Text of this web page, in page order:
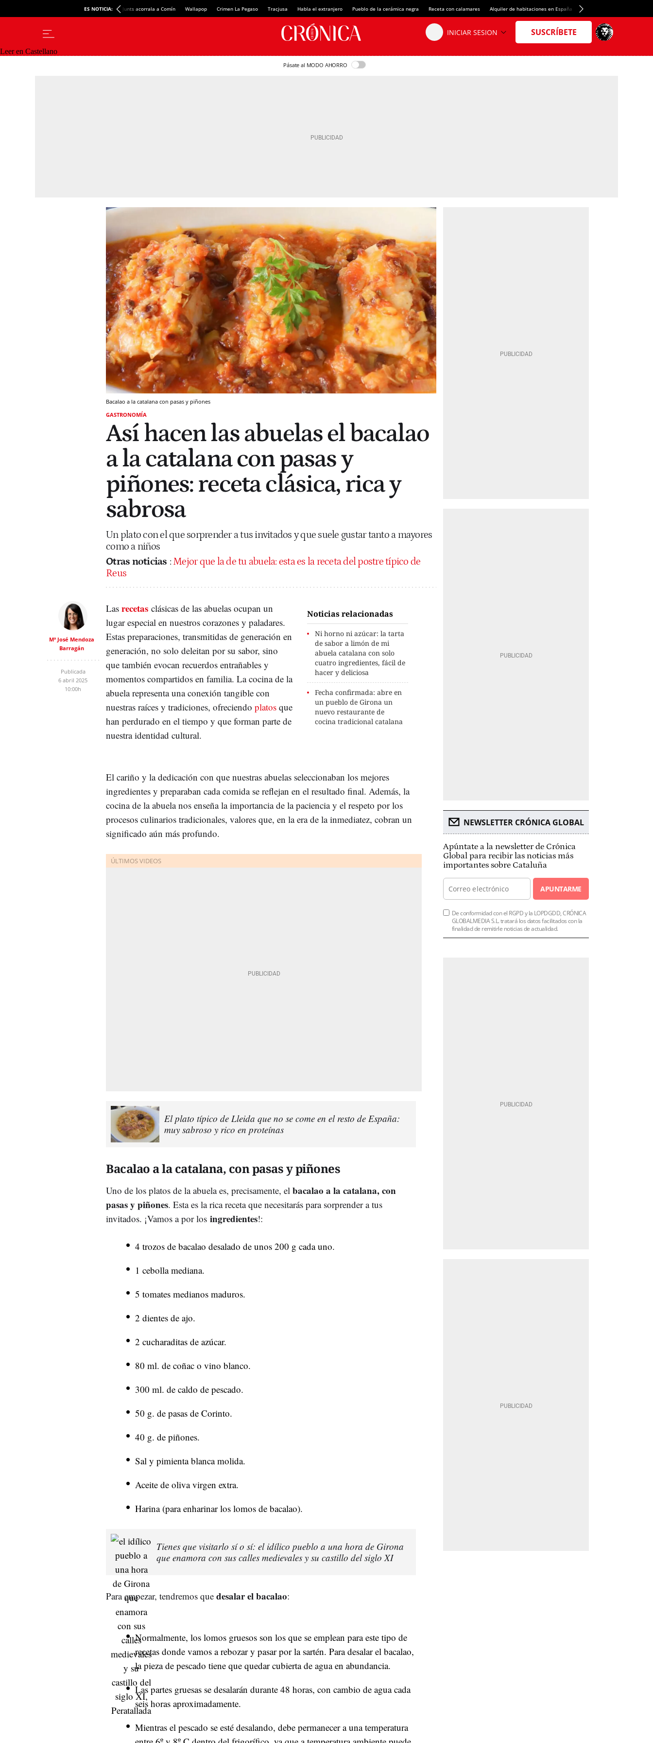
ES NOTICIA: Junts acorrala a Comín Wallapop Crimen La Pegaso Tracjusa Habla el extranjero Pueblo de la cerámica negra Receta con calamares Alquiler de habitaciones en España Crédito del Spotify Camp Nou
Leer en Castellano
Pásate al MODO AHORRO
Bacalao a la catalana con pasas y piñones
GASTRONOMÍA
Así hacen las abuelas el bacalao
a la catalana con pasas y
piñones: receta clásica, rica y
sabrosa
Un plato con el que sorprender a tus invitados y que suele gustar tanto a mayores
como a niños
Otras noticias : Mejor que la de tu abuela: esta es la receta del postre típico de
Reus
Mª José Mendoza
Barragán
Publicada
6 abril 2025
10:00h
Noticias relacionadas
Ni horno ni azúcar: la tarta
de sabor a limón de mi
abuela catalana con solo
cuatro ingredientes, fácil de
hacer y deliciosa
Fecha confirmada: abre en
un pueblo de Girona un
nuevo restaurante de
cocina tradicional catalana
Las recetas clásicas de las abuelas ocupan un
lugar especial en nuestros corazones y paladares.
Estas preparaciones, transmitidas de generación en
generación, no solo deleitan por su sabor, sino
que también evocan recuerdos entrañables y
momentos compartidos en familia. La cocina de la
abuela representa una conexión tangible con
nuestras raíces y tradiciones, ofreciendo platos que
han perdurado en el tiempo y que forman parte de
nuestra identidad cultural. ​
El cariño y la dedicación con que nuestras abuelas seleccionaban los mejores
ingredientes y preparaban cada comida se reflejan en el resultado final. Además, la
cocina de la abuela nos enseña la importancia de la paciencia y el respeto por los
procesos culinarios tradicionales, valores que, en la era de la inmediatez, cobran un
significado aún más profundo.
El plato típico de Lleida que no se come en el resto de España:
muy sabroso y rico en proteínas
Bacalao a la catalana, con pasas y piñones
Uno de los platos de la abuela es, precisamente, el bacalao a la catalana, con
pasas y piñones. Esta es la rica receta que necesitarás para sorprender a tus
invitados. ¡Vamos a por los ingredientes!:
4 trozos de bacalao desalado de unos 200 g cada uno.
1 cebolla mediana.
5 tomates medianos maduros.
2 dientes de ajo.
2 cucharaditas de azúcar.
80 ml. de coñac o vino blanco.
300 ml. de caldo de pescado.
50 g. de pasas de Corinto.
40 g. de piñones.
Sal y pimienta blanca molida.
Aceite de oliva virgen extra.
Harina (para enharinar los lomos de bacalao).
Tienes que visitarlo sí o sí: el idílico pueblo a una hora de Girona
que enamora con sus calles medievales y su castillo del siglo XI
Para empezar, tendremos que desalar el bacalao:
Normalmente, los lomos gruesos son los que se emplean para este tipo de
recetas donde vamos a rebozar y pasar por la sartén. Para desalar el bacalao,
la pieza de pescado tiene que quedar cubierta de agua en abundancia.
Las partes gruesas se desalarán durante 48 horas, con cambio de agua cada
seis horas aproximadamente.
Mientras el pescado se esté desalando, debe permanecer a una temperatura
NEWSLETTER CRÓNICA GLOBAL
Apúntate a la newsletter de Crónica
Global para recibir las noticias más
importantes sobre Cataluña
APUNTARME
De conformidad con el RGPD y la LOPDGDD, CRÓNICA
GLOBALMEDIA S.L. tratará los datos facilitados con la
finalidad de remitirle noticias de actualidad.